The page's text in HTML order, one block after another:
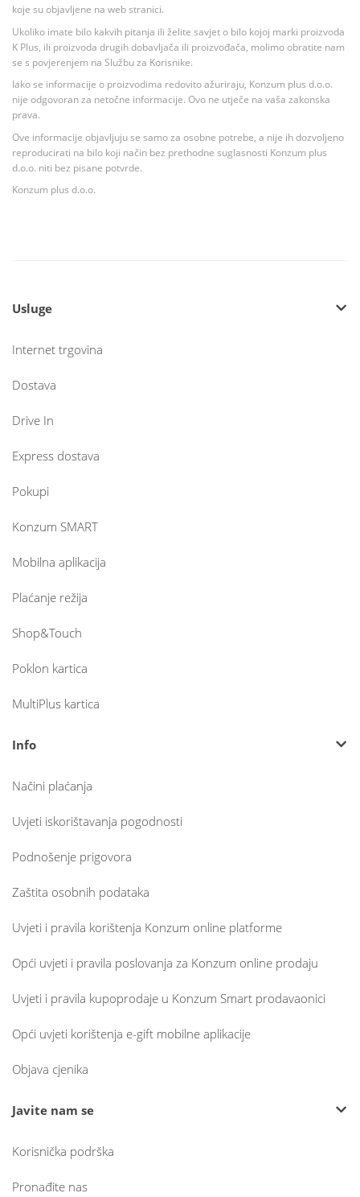
koje su objavljene na web stranici.
Ukoliko imate bilo kakvih pitanja ili želite savjet o bilo kojoj marki proizvoda
K Plus, ili proizvoda drugih dobavljača ili proizvođača, molimo obratite nam
se s povjerenjem na Službu za Korisnike.
Iako se informacije o proizvodima redovito ažuriraju, Konzum plus d.o.o.
nije odgovoran za netočne informacije. Ovo ne utječe na vaša zakonska
prava.
Ove informacije objavljuju se samo za osobne potrebe, a nije ih dozvoljeno
reproducirati na bilo koji način bez prethodne suglasnosti Konzum plus
d.o.o. niti bez pisane potvrde.
Konzum plus d.o.o.
Usluge
Internet trgovina
Dostava
Drive In
Express dostava
Pokupi
Konzum SMART
Mobilna aplikacija
Plaćanje režija
Shop&Touch
Poklon kartica
MultiPlus kartica
Info
Načini plaćanja
Uvjeti iskorištavanja pogodnosti
Podnošenje prigovora
Zaštita osobnih podataka
Uvjeti i pravila korištenja Konzum online platforme
Opći uvjeti i pravila poslovanja za Konzum online prodaju
Uvjeti i pravila kupoprodaje u Konzum Smart prodavaonici
Opći uvjeti korištenja e-gift mobilne aplikacije
Objava cjenika
Javite nam se
Korisnička podrška
Pronađite nas